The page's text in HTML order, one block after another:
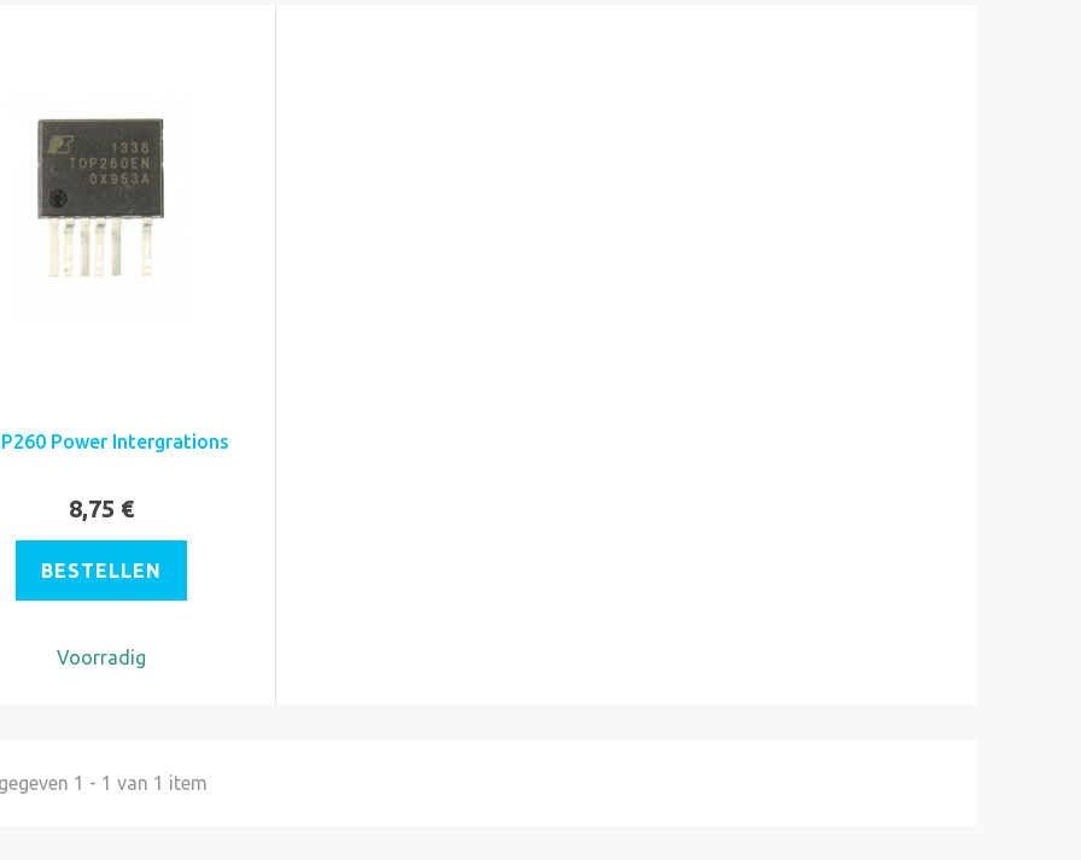
Power Intergrations
8,75 €
BESTELLEN
Voorradig
1 - 1 van 1 item